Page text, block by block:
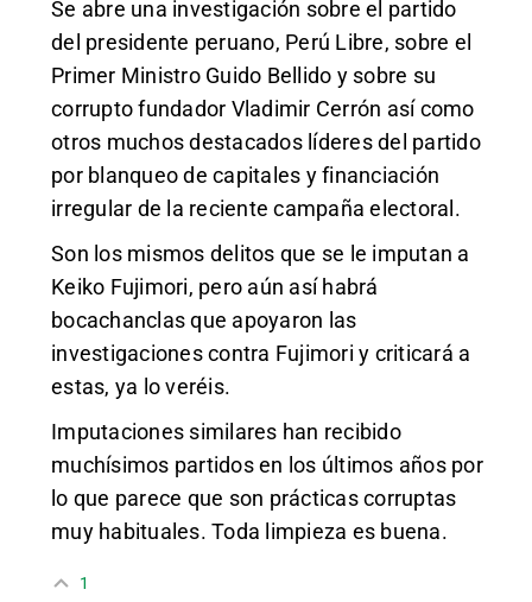
Se abre una investigación sobre el partido
del presidente peruano, Perú Libre, sobre el
Primer Ministro Guido Bellido y sobre su
corrupto fundador Vladimir Cerrón así como
otros muchos destacados líderes del partido
por blanqueo de capitales y financiación
irregular de la reciente campaña electoral.
Son los mismos delitos que se le imputan a
Keiko Fujimori, pero aún así habrá
bocachanclas que apoyaron las
investigaciones contra Fujimori y criticará a
estas, ya lo veréis.
Imputaciones similares han recibido
muchísimos partidos en los últimos años por
lo que parece que son prácticas corruptas
muy habituales. Toda limpieza es buena.
1